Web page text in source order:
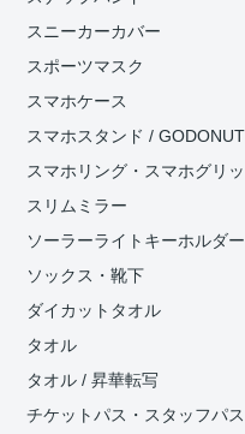
スニーカーカバー
スポーツマスク
スマホケース
スマホスタンド / GODONUT
スマホリング・スマホグリ
スリムミラー
ソーラーライトキーホルダー
ソックス・靴下
ダイカットタオル
タオル
タオル / 昇華転写
チケットパス・スタッフパス